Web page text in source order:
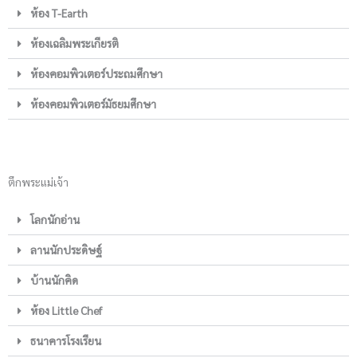
ห้อง T-Earth
ห้องเฉลิมพระเกียรติ
ห้องคอมพิวเตอร์ประถมศึกษา
ห้องคอมพิวเตอร์มัธยมศึกษา
ตึกพระแม่เจ้า
โลกนักอ่าน
ลานนักประดิษฐ์
บ้านนักคิด
ห้อง Little Chef
ธนาคารโรงเรียน